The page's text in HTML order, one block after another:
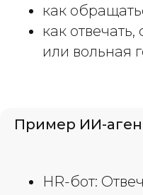
как
как
или вольная
Пример ИИ-
HR-бот: